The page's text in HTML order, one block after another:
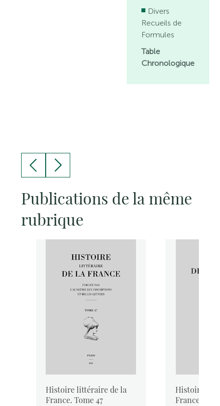
Divers
Recueils de
Formules
Table
Chronologique
Publications de la même
rubrique
Histoire littéraire de la
France. Tome 47
Histoire
France.